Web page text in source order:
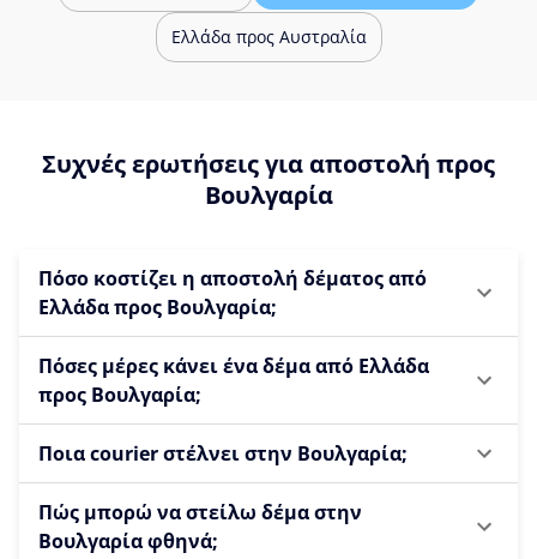
Ελλάδα προς Αυστραλία
Συχνές ερωτήσεις για αποστολή προς
Βουλγαρία
Πόσο κοστίζει η αποστολή δέματος από
Ελλάδα προς Βουλγαρία;
Πόσες μέρες κάνει ένα δέμα από Ελλάδα
προς Βουλγαρία;
Ποια courier στέλνει στην Βουλγαρία;
Πώς μπορώ να στείλω δέμα στην
Βουλγαρία φθηνά;